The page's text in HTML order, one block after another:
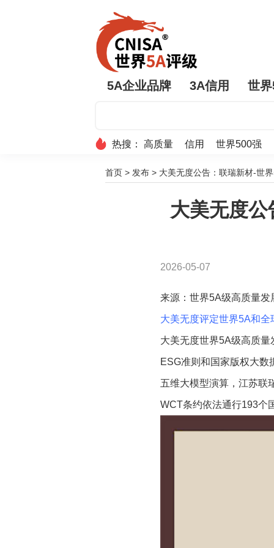
5A企业品牌 3A信用 世
热搜： 高质量 信用 世界500强
首页 > 发布 > 大美无度公告：联瑞新材-世
大美无度
2026-05-07
来源：世界5A级高质量发
大美无度评定世界5A和
大美无度世界5A级高质
ESG准则和国家版权大
五维大模型演算，江苏联
WCT条约依法通行193个